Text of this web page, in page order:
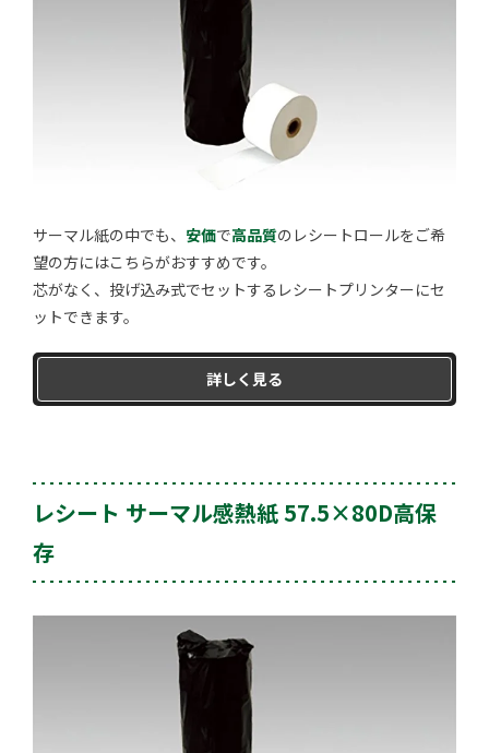
サーマル紙の中でも、 安価で高品質のレシートロールをご希
望の方にはこちらがおすすめです。
芯がなく、投げ込み式でセットするレシートプリンターにセ
ットできます。
詳しく見る
レシート サーマル感熱紙 57.5×80D高保
存